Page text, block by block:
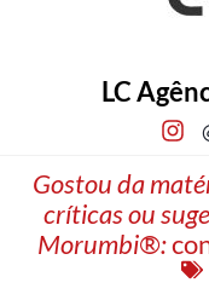
LC
Gostou da
críticas ou
Morumbi®: